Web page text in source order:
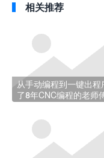
相关推荐
从手动编程到一键出程
了8年CNC编程的老师